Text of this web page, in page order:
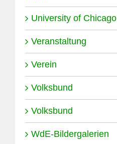
University of Chicago
Veranstaltung
Verein
Volksbund
Volksbund
WdE-Bildergalerien